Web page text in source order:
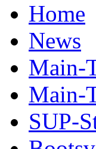
Home
News
Main-
Main-
SUP-